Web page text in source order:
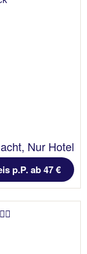
Nur Hotel
p.P. ab 47 €